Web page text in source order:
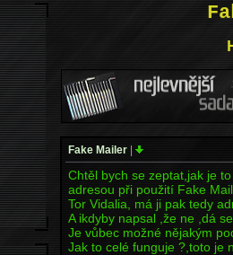
Fake Mailer |
Chtěl bych se zeptat,jak je
adresou při použití Fake
Tor Vidalia, má ji pak tedy
A ikdyby napsal ,že ne ,dá
Je vůbec možné nějakým
Jak to celé funguje ?,toto je